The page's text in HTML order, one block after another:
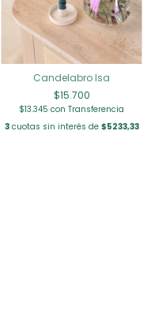
Candelabro Isa
$15.700
$13.345 con Transferencia
3cuotas sin interés de $5233,33